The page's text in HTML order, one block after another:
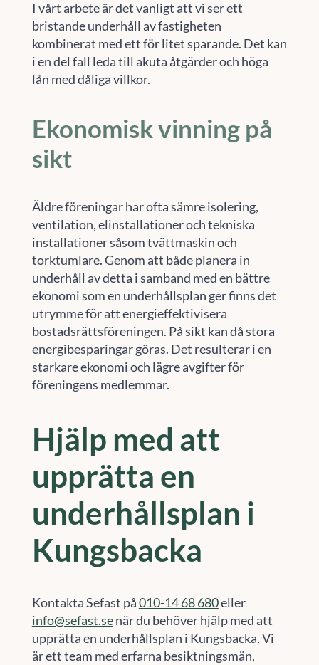
I vårt arbete är det vanligt att vi ser ett
bristande underhåll av fastigheten
kombinerat med ett för litet sparande. Det kan
i en del fall leda till akuta åtgärder och höga
lån med dåliga villkor.
Ekonomisk vinning på
sikt
Äldre föreningar har ofta sämre isolering,
ventilation, elinstallationer och tekniska
installationer såsom tvättmaskin och
torktumlare. Genom att både planera in
underhåll av detta i samband med en bättre
ekonomi som en underhållsplan ger finns det
utrymme för att energieffektivisera
bostadsrättsföreningen. På sikt kan då stora
energibesparingar göras. Det resulterar i en
starkare ekonomi och lägre avgifter för
föreningens medlemmar.
Hjälp med att
upprätta en
underhållsplan i
Kungsbacka
Kontakta Sefast på010-14 68 680eller
info@sefast.senär du behöver hjälp med att
upprätta en underhållsplan i Kungsbacka. Vi
är ett team med erfarna besiktningsmän,